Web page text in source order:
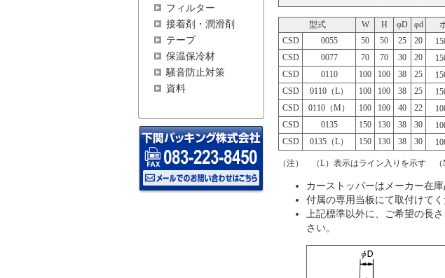
フィルター
接着剤・潤滑剤
テープ
保温保冷材
騒音防止対策
資料
型式 W H φD φd
CSD
0055 50 50 25 20
CSD
0077 70 70 30 20
CSD
0110 100 100 38 25
CSD
0110（L） 100 100 38 25
CSD
0110（M） 100 100 40 22
CSD
0135 150 130 38 30
CSD
0135（L） 150 130 38 30
（注） （L）表示はライン入りを示す （
カーストッパーはメーカー在
付属の専用当板にて取付けて
上記標準以外に、ご希望の長
さい。